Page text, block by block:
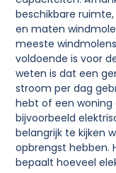
beschikbare
en maten
meeste
voldoende is voor
weten is dat een
stroom per dag
hebt of een
bijvoorbeeld
belangrijk te kijken
opbrengst hebben.
bepaalt hoeveel